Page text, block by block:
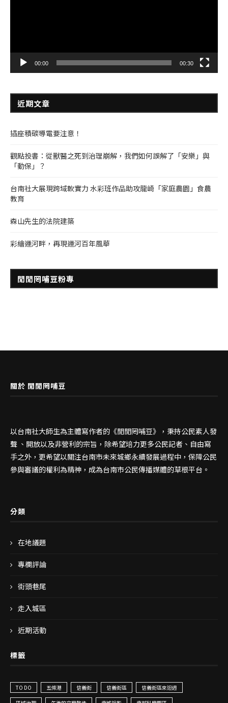
00:00 00:30
近期文章
插座積碳導電要注意！
觀點投書：從獸醫之死到治理崩解，我們如何誤解了「安樂」與
「動保」？
台南社大展現跨域軟實力 水彩班作品助攻龍崎「家庭農園」食農
教育
森山先生的法院建築
彩繪運河畔，再現運河百年風華
閒閒罔哺豆粉專
關於 閒閒罔哺豆
以台南社大師生為主體寫作者的《閒閒罔哺豆》，秉持公民素人發
聲 、開放以及非營利的宗旨，除希望培力更多公民記者、自由寫
手之外，更希望以關注台南市未來城鄉永續發展過程中，保障公民
參與審議的權利為精神，成為台南市公民傳播媒體的草根平台。
分類
在地議題
專欄評論
街頭巷尾
走入城區
近期活動
標籤
TO DO 五條港 信義街 信義街區
信義街區來𨑨迌